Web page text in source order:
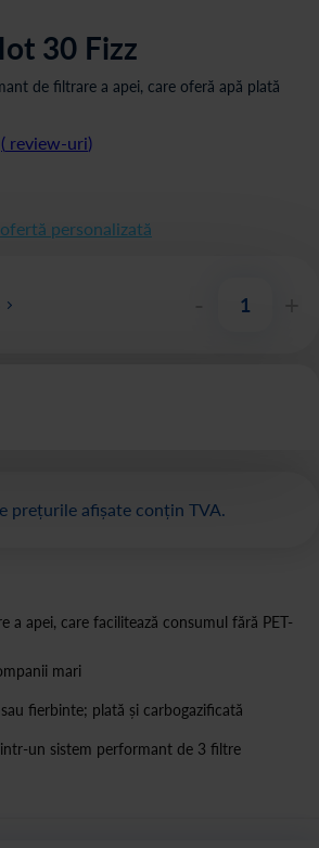
30 Fizz
de filtrare a apei, care oferă apă plată
( review-uri)
ofertă personalizată
prețurile afișate conțin TVA.
a apei, care facilitează consumul fără PET-
mari
fierbinte; plată și carbogazificată
un sistem performant de 3 filtre